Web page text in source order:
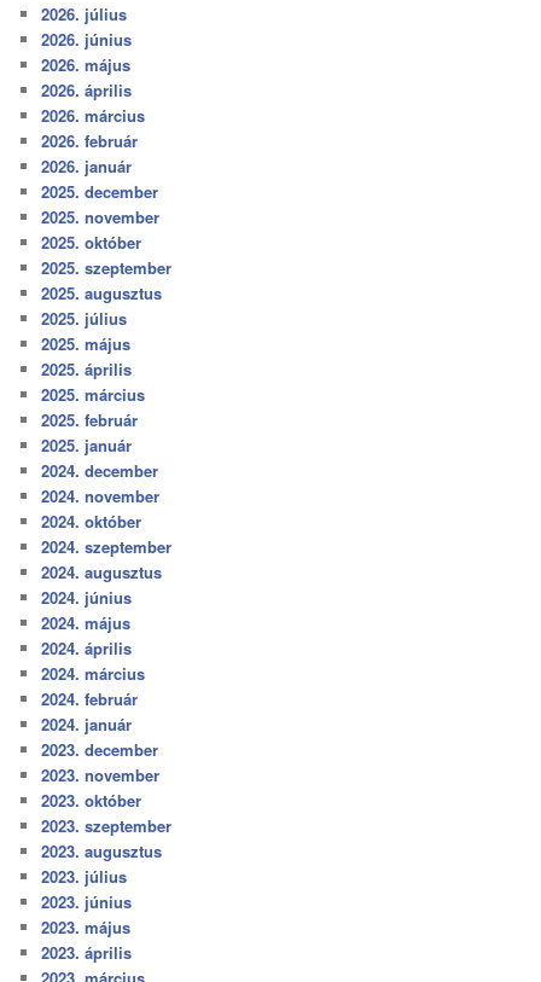
2026. július
2026. június
2026. május
2026. április
2026. március
2026. február
2026. január
2025. december
2025. november
2025. október
2025. szeptember
2025. augusztus
2025. július
2025. május
2025. április
2025. március
2025. február
2025. január
2024. december
2024. november
2024. október
2024. szeptember
2024. augusztus
2024. június
2024. május
2024. április
2024. március
2024. február
2024. január
2023. december
2023. november
2023. október
2023. szeptember
2023. augusztus
2023. július
2023. június
2023. május
2023. április
2023. március